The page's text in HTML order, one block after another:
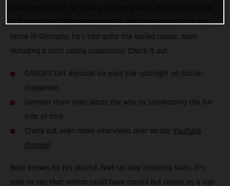
out at the dirt bike playground he designed and built at his
home in Germany, he’s had quite the varied career, even
including a stint racing supercross! Check it out.
GASGAS Dirt episode six puts the spotlight on Adrian
Guggemos
German stunt rider leads the way by showcasing the fun
side of trial
Check out even more interviews over on ourYouTube
channel
Best known for his playful, feet-up bike handling skills, it’s
safe to say that Adrian could have carved out career as a top-